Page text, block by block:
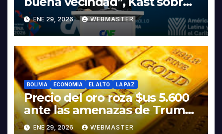
discurso del presidente
Rodrigo Paz
ENE 29, 2026 WEBMASTER
BOLIVIA ECONOMIA EL ALTO LA PAZ
Precio del oro roza $us 5.600
ante las amenazas de Trump
contra Irán
ENE 29, 2026 WEBMASTER